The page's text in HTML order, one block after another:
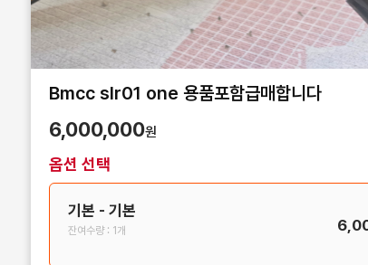
Bmcc slr01 one 용품포함급매합니다
6,000,000원
옵션 선택
기본 - 기본
잔여수량 : 1개